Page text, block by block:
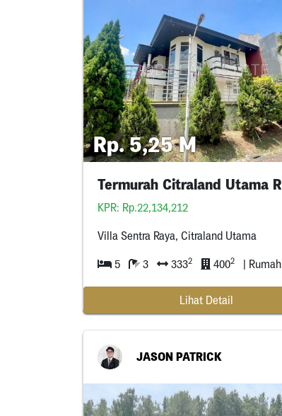
Rp. 5,25 M
KPR: Rp.22,134,212
Villa Sentra Raya, Citraland Utama
5 3 3332 4002 | Rumah
Lihat Detail
JASON PATRICK